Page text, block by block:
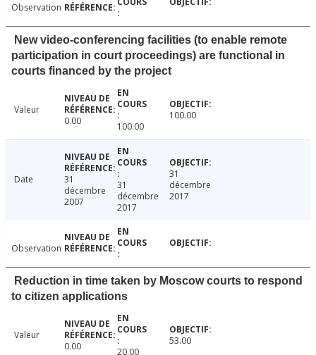
Observation
New video-conferencing facilities (to enable remote
participation in court proceedings) are functional in
courts financed by the project
Valeur
0.00
100.00
100.00
Date
31
décembre
2007
31
décembre
2017
31
décembre
2017
Observation
Reduction in time taken by Moscow courts to respond
to citizen applications
Valeur
0.00
20.00
53.00